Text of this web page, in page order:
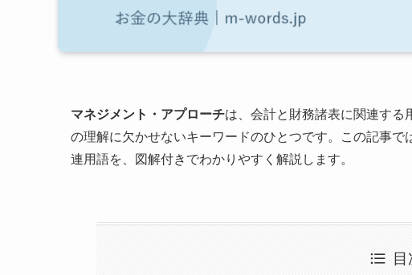
マネジメント・アプローチは、会計と財務諸表に関連する
の理解に欠かせないキーワードのひとつです。この記事
連用語を、図解付きでわかりやすく解説します。
目